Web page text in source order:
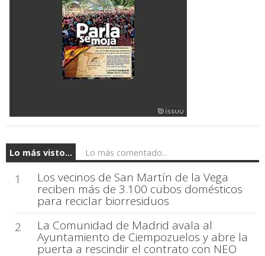
Lo más visto... Lo más comentado...
1 Los vecinos de San Martín de la Vega
reciben más de 3.100 cubos domésticos
para reciclar biorresiduos
2
La Comunidad de Madrid avala al
Ayuntamiento de Ciempozuelos y abre la
puerta a rescindir el contrato con NEO